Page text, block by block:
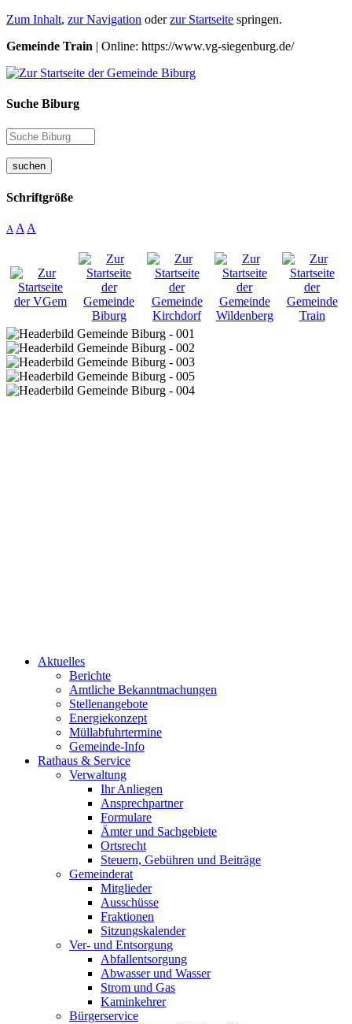
Zum Inhalt, zur Navigation oderzur Startseite springen.
Gemeinde Train | Online: https://www.vg-siegenburg.de/
Suche Biburg
suchen
Schriftgröße
A A A
Aktuelles
Berichte
Amtliche Bekanntmachungen
Stellenangebote
Energiekonzept
Müllabfuhrtermine
Gemeinde-Info
Rathaus & Service
Verwaltung
Ihr Anliegen
Ansprechpartner
Formulare
Ämter und Sachgebiete
Ortsrecht
Steuern, Gebühren und Beiträge
Gemeinderat
Mitglieder
Ausschüsse
Fraktionen
Sitzungskalender
Ver- und Entsorgung
Abfallentsorgung
Abwasser und Wasser
Strom und Gas
Kaminkehrer
Bürgerservice